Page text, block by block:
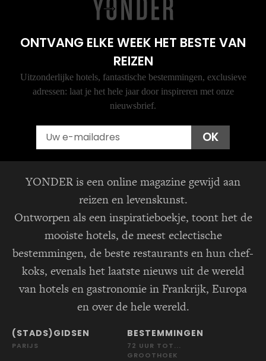
ONTVANG ELKE WEEK HET BESTE VAN
REIZEN
Uitzonderlijke hotels, fantastische bestemmingen, exclusieve
adressen: laat je het hele jaar door inspireren met onze
nieuwsbrief.
OK
YONDER is een online magazine gewijd aan
reizen en levenskunst.
Ontworpen als een inspiratieboekje, toont het de
mooiste hotels, de meest eclectische
bestemmingen, de beste restaurants en hun chef-
koks, evenals het laatste nieuws uit de wereld
van hotels en gastronomie in Frankrijk, Europa
en over de hele wereld.
(STADS)GIDSEN
PARIJS
BESTEMMINGEN
72 UUR TOT...
GROOTHOEK